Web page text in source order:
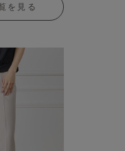
を見る